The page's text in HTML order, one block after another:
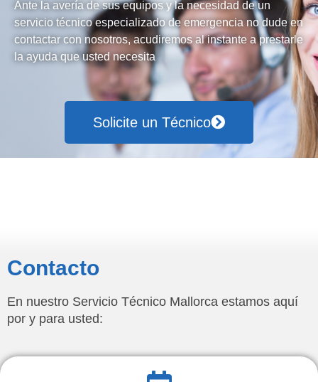
Ante la avería de sus equipos y la necesidad de un
servicio técnico especializado de emergencia no dude en
contactar con nosotros, acudiremos al instante a prestarle
la ayuda que usted necesita
Solicite un Técnico
Contacto
En nuestro Servicio Técnico Mallorca estamos aquí
por y para usted: